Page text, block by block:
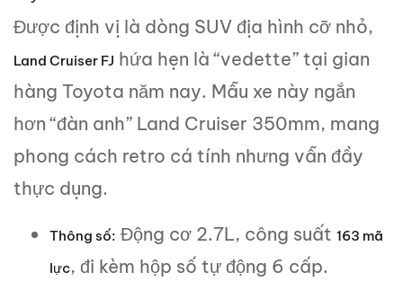
Được định vị là dòng SUV địa hình cỡ nhỏ,
Land Cruiser FJ hứa hẹn là “vedette” tại gian
hàng Toyota năm nay. Mẫu xe này ngắn
hơn “đàn anh” Land Cruiser 350mm, mang
phong cách retro cá tính nhưng vẫn đầy
thực dụng.
Thông số: Động cơ 2.7L, công suất 163 mã
lực, đi kèm hộp số tự động 6 cấp.